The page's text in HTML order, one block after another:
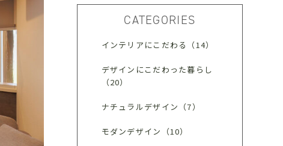
CATEGORIES
インテリアにこだわる（14）
デザインにこだわった暮らし
（20）
ナチュラルデザイン（7）
モダンデザイン（10）